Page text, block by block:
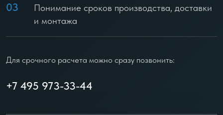
03
Понимание сроков производства, доставки
и монтажа
Для срочного расчета можно сразу позвонить:
+7 495 973-33-44